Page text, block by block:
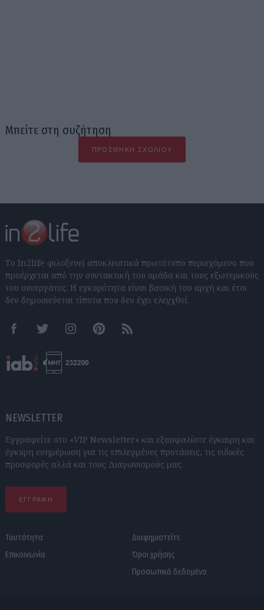
Μπείτε στη συζήτηση
ΠΡΟΣΘΉΚΗ ΣΧΟΛΊΟΥ
Το In2life φιλοξενεί αποκλειστικά πρωτότυπο περιεχόμενο που
προέρχεται από την συντακτική του ομάδα και τους εξωτερικούς
του συνεργάτες. Η εγκυρότητα είναι βασική του αρχή και έτσι
δεν δημοσιεύεται τίποτα που δεν έχει ελεγχθεί.
FacebookTwitter InstagramPinterestRSS feeds
NEWSLETTER
Εγγραφείτε στο «VIP Newsletter» και εξασφαλίστε έγκαιρη και
έγκυρη ενημέρωση για τις επιλεγμένες προτάσεις, τις ειδικές
προσφορές αλλά και τους Διαγωνισμούς μας.
ΕΓΓΡΑΦΗ
Ταυτότητα
Επικοινωνία
Διαφημιστείτε
Όροι χρήσης
Προσωπικά δεδομένα